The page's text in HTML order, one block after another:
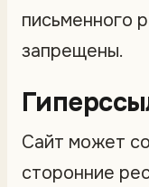
письменного
запрещены.
Сайт может
сторонние